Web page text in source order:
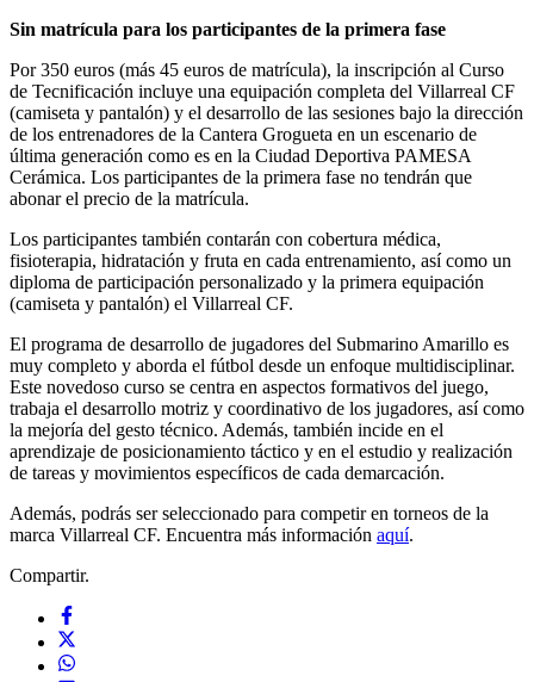
Sin matrícula para los participantes de la primera fase
Por 350 euros (más 45 euros de matrícula), la inscripción al Curso
de Tecnificación incluye una equipación completa del Villarreal CF
(camiseta y pantalón) y el desarrollo de las sesiones bajo la dirección
de los entrenadores de la Cantera Grogueta en un escenario de
última generación como es en la Ciudad Deportiva PAMESA
Cerámica. Los participantes de la primera fase no tendrán que
abonar el precio de la matrícula.
Los participantes también contarán con cobertura médica,
fisioterapia, hidratación y fruta en cada entrenamiento, así como un
diploma de participación personalizado y la primera equipación
(camiseta y pantalón) el Villarreal CF.
El programa de desarrollo de jugadores del Submarino Amarillo es
muy completo y aborda el fútbol desde un enfoque multidisciplinar.
Este novedoso curso se centra en aspectos formativos del juego,
trabaja el desarrollo motriz y coordinativo de los jugadores, así como
la mejoría del gesto técnico. Además, también incide en el
aprendizaje de posicionamiento táctico y en el estudio y realización
de tareas y movimientos específicos de cada demarcación.
Además, podrás ser seleccionado para competir en torneos de la
marca Villarreal CF. Encuentra más información aquí.
Compartir.